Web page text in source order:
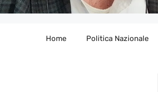
Home Politica Nazionale